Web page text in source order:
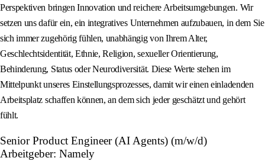
Perspektiven bringen Innovation und reichere Arbeitsumgebungen. Wir
setzen uns dafür ein, ein integratives Unternehmen aufzubauen, in dem Sie
sich immer zugehörig fühlen, unabhängig von Ihrem Alter,
Geschlechtsidentität, Ethnie, Religion, sexueller Orientierung,
Behinderung, Status oder Neurodiversität. Diese Werte stehen im
Mittelpunkt unseres Einstellungsprozesses, damit wir einen einladenden
Arbeitsplatz schaffen können, an dem sich jeder geschätzt und gehört
fühlt.
Senior Product Engineer (AI Agents) (m/w/d)
Arbeitgeber: Namely